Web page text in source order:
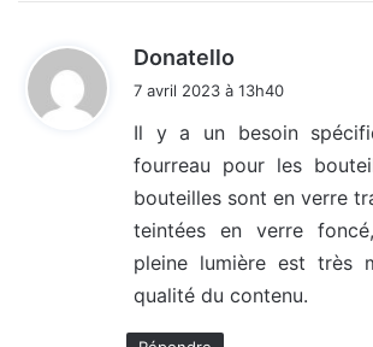
Donatello
:
7 avril 2023 à 13h40
Il y a un besoin
fourreau pour les
bouteilles sont en verre
teintées en verre
pleine lumière est très
qualité du contenu.